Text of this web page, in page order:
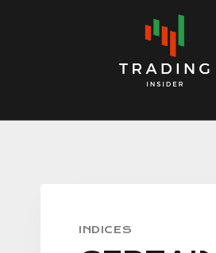
INDICES